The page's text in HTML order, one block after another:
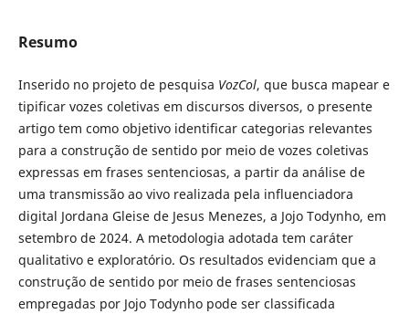
Resumo
Inserido no projeto de pesquisa VozCol, que busca mapear e
tipificar vozes coletivas em discursos diversos, o presente
artigo tem como objetivo identificar categorias relevantes
para a construção de sentido por meio de vozes coletivas
expressas em frases sentenciosas, a partir da análise de
uma transmissão ao vivo realizada pela influenciadora
digital Jordana Gleise de Jesus Menezes, a Jojo Todynho, em
setembro de 2024. A metodologia adotada tem caráter
qualitativo e exploratório. Os resultados evidenciam que a
construção de sentido por meio de frases sentenciosas
empregadas por Jojo Todynho pode ser classificada